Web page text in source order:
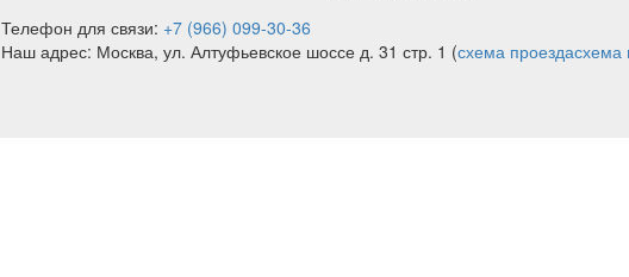
Телефон для связи: +7 (966) 099-30-36
Наш адрес: Москва, ул. Алтуфьевское шоссе д. 31 стр. 1 (схема проездасхема